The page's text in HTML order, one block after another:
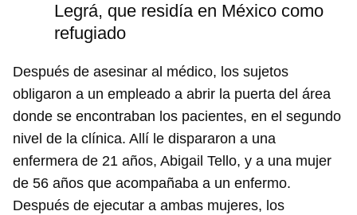
Legrá, que residía en México como
refugiado
Después de asesinar al médico, los sujetos
obligaron a un empleado a abrir la puerta del área
donde se encontraban los pacientes, en el segundo
nivel de la clínica. Allí le dispararon a una
enfermera de 21 años, Abigail Tello, y a una mujer
de 56 años que acompañaba a un enfermo.
Después de ejecutar a ambas mujeres, los